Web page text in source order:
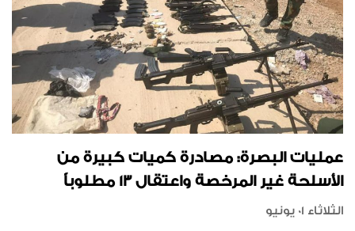
عمليات البصرة: مصادرة كميات كبيرة من
الأسلحة غير المرخصة واعتقال 13 مطلوباً
الثلاثاء 01 يونيو